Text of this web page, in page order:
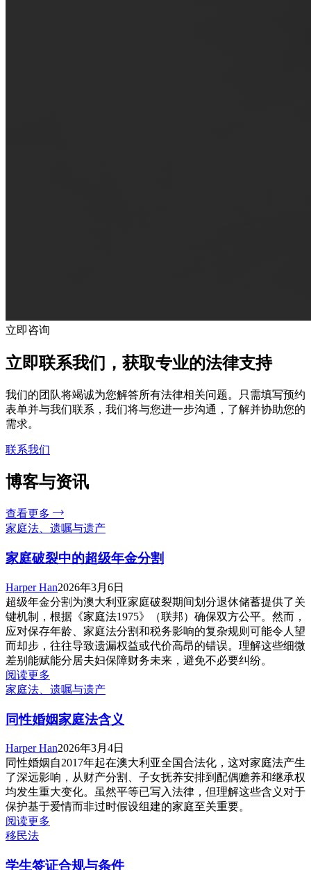
立即咨询
立即联系我们，获取专业的法律支持
我们的团队将竭诚为您解答所有法律相关问题。只需填写预约
表单并与我们联系，我们将与您进一步沟通，了解并协助您的
需求。
联系我们
博客与资讯
查看更多
家庭法、遗嘱与遗产
家庭破裂中的超级年金分割
Harper Han2026年3月6日
超级年金分割为澳大利亚家庭破裂期间划分退休储蓄提供了关
键机制，根据《家庭法1975》（联邦）确保双方公平。然而，
应对保存年龄、家庭法分割和税务影响的复杂规则可能令人望
而却步，往往导致遗漏权益或代价高昂的错误。理解这些细微
差别能赋能分居夫妇保障财务未来，避免不必要纠纷。
阅读更多
家庭法、遗嘱与遗产
同性婚姻家庭法含义
Harper Han2026年3月4日
同性婚姻自2017年起在澳大利亚全国合法化，这对家庭法产生
了深远影响，从财产分割、子女抚养安排到配偶赡养和继承权
均发生重大变化。虽然平等已写入法律，但理解这些含义对于
保护基于爱情而非过时假设组建的家庭至关重要。
阅读更多
移民法
学生签证合规与条件